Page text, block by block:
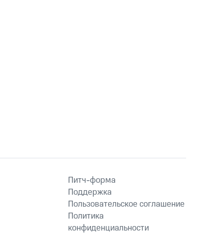
Питч-форма
Поддержка
Пользовательское соглашение
Политика
конфиденциальности